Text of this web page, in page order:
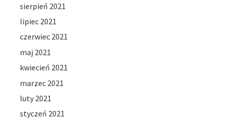
sierpień 2021
lipiec 2021
czerwiec 2021
maj 2021
kwiecień 2021
marzec 2021
luty 2021
styczeń 2021